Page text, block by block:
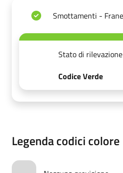
Smottamenti - Frane
Stato di rilevazione
Codice Verde
Legenda codici colore